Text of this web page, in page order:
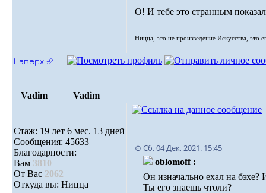
О! И тебе это странным
Ницца, это не произведение Искусства, это
Наверх ⮵
Vadim Vadim
Стаж: 19 лет 6 мес. 13 дней
Сообщения: 45633
Благодарности:
Вам 3810
От Вас 2062
Откуда вы: Ницца
⊙ Сб, 04 Дек, 2021. 15:45
oblomoff :
Он изначально ехал на бэхе?
Ты его знаешь чтоли?